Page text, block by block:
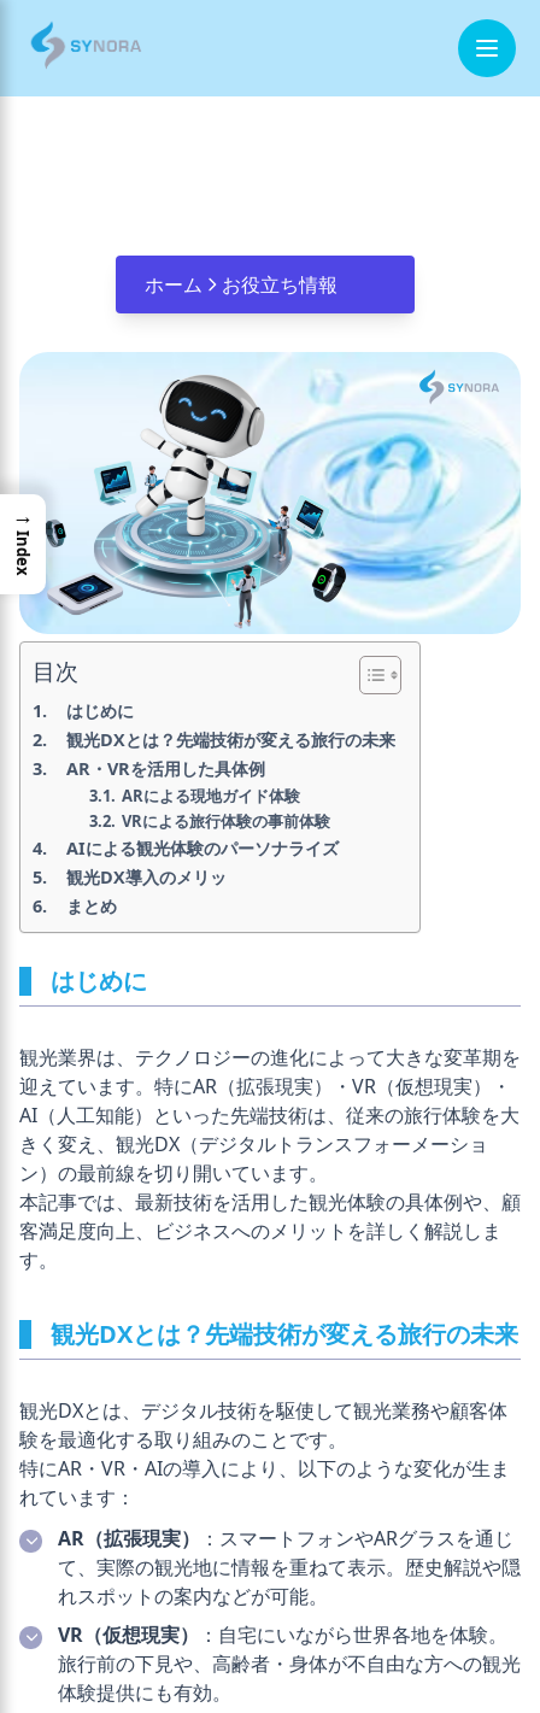
ホーム お役立ち情報
目次
はじめに
観光DXとは？先端技術が変える旅行の未来
AR・VRを活用した具体例
ARによる現地ガイド体験
VRによる旅行体験の事前体験
AIによる観光体験のパーソナライズ
観光DX導入のメリッ
まとめ
はじめに
観光業界は、テクノロジーの進化によって大きな変革期を
迎えています。特にAR（拡張現実）・VR（仮想現実）・
AI（人工知能）といった先端技術は、従来の旅行体験を大
きく変え、観光DX（デジタルトランスフォーメーショ
ン）の最前線を切り開いています。
本記事では、最新技術を活用した観光体験の具体例や、顧
客満足度向上、ビジネスへのメリットを詳しく解説しま
す。
観光DXとは？先端技術が変える旅行の未来
観光DXとは、デジタル技術を駆使して観光業務や顧客体
験を最適化する取り組みのことです。
特にAR・VR・AIの導入により、以下のような変化が生ま
れています：
AR（拡張現実）
：スマートフォンやARグラスを通じ
て、実際の観光地に情報を重ねて表示。歴史解説や隠
れスポットの案内などが可能。
VR（仮想現実）
：自宅にいながら世界各地を体験。
旅行前の下見や、高齢者・身体が不自由な方への観光
体験提供にも有効。
→
Index